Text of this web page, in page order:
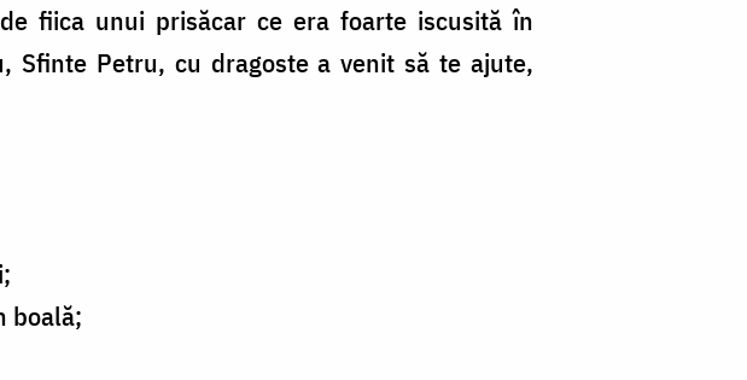
fiica unui prisăcar ce era foarte iscusită în
Petru, cu dragoste a venit să te ajute,
boală;